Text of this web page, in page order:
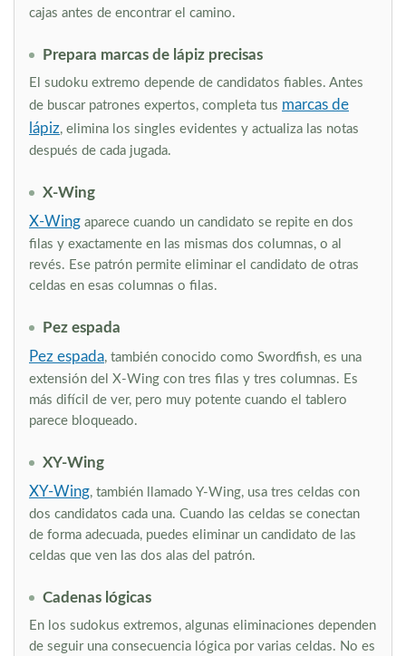
cajas antes de encontrar el camino.
Prepara marcas de lápiz precisas
El sudoku extremo depende de candidatos fiables. Antes
de buscar patrones expertos, completa tus marcas de
lápiz, elimina los singles evidentes y actualiza las notas
después de cada jugada.
X-Wing
X-Wing aparece cuando un candidato se repite en dos
filas y exactamente en las mismas dos columnas, o al
revés. Ese patrón permite eliminar el candidato de otras
celdas en esas columnas o filas.
Pez espada
Pez espada, también conocido como Swordfish, es una
extensión del X-Wing con tres filas y tres columnas. Es
más difícil de ver, pero muy potente cuando el tablero
parece bloqueado.
XY-Wing
XY-Wing, también llamado Y-Wing, usa tres celdas con
dos candidatos cada una. Cuando las celdas se conectan
de forma adecuada, puedes eliminar un candidato de las
celdas que ven las dos alas del patrón.
Cadenas lógicas
En los sudokus extremos, algunas eliminaciones dependen
de seguir una consecuencia lógica por varias celdas. No es